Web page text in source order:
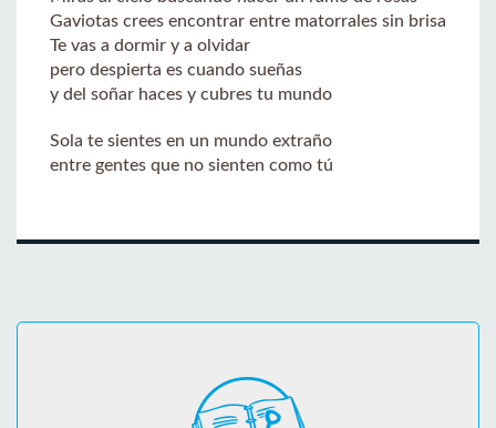
Gaviotas crees encontrar entre matorrales sin brisa
Te vas a dormir y a olvidar
pero despierta es cuando sueñas
y del soñar haces y cubres tu mundo
Sola te sientes en un mundo extraño
entre gentes que no sienten como tú